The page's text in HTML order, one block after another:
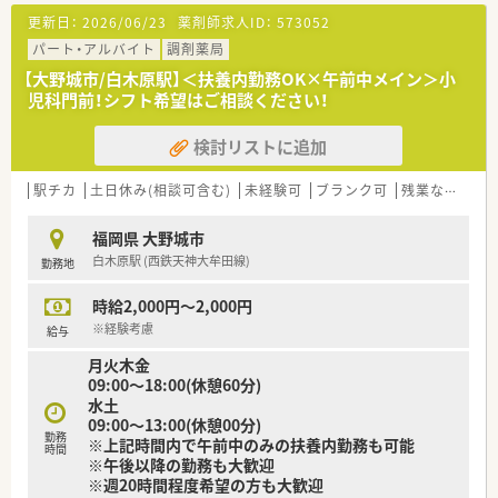
＜こんな薬局です＞
■福岡県大野城市近郊に6店舗以上展開しております。
■昭和61年に開業して以来35年以上の地域に根付いた薬局グル
ープです。
■コロナ前はボーリング、カラオケ大会など社内交流があり、現
在は社長の感謝の気持ちで正月に豪華な弁当支給などを行われ
■新卒採用も行っており、学生の実習受け入れを実施しておりま
すので研修に関しても自信があります。
<ワークライフバランスを推進>
■男性薬剤師も多く、ヘルプ体制も充実している為、必要なお休
みも取りやすいです。
ざいません。
■本人が望めば早い段階での管理薬剤師業務やマネジメント業
務など社長と近い環境で色々学ぶことができます。
更新日： 2026/06/23 薬剤師求人ID： 573052
パート・アルバイト
調剤薬局
【大野城市/白木原駅】＜扶養内勤務OK×午前中メイン＞小
児科門前！シフト希望はご相談ください！
検討リストに追加
駅チカ 土日休み(相談可含む) 未経験可 ブランク可 残業なし(ほぼなし含む)
勤務地
福岡県 大野城市
白木原駅 (西鉄天神大牟田線)
給与
時給2,000円～2,000円
※経験考慮
勤務
時間
月火木金
09:00～18:00(休憩60分)
水土
09:00～13:00(休憩00分)
※上記時間内で午前中のみの扶養内勤務も可能
※午後以降の勤務も大歓迎
※週20時間程度希望の方も大歓迎